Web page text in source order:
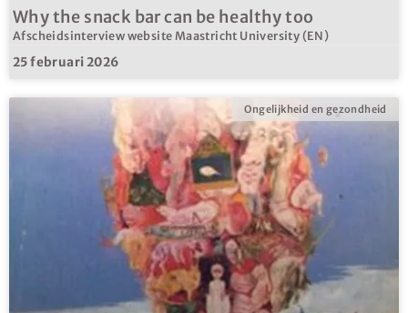
Why the snack bar can be healthy too
Afscheidsinterview website Maastricht University (EN)
25 februari 2026
Ongelijkheid en gezondheid